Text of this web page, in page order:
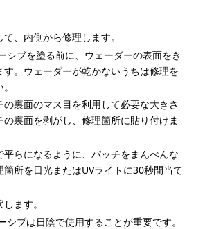
、内側から修理します。
シブを塗る前に、ウェーダーの表面をき
。ウェーダーが乾かないうちは修理を
裏面のマス目を利用して必要な大きさ
裏面を剥がし、修理箇所に貼り付けま
らになるように、パッチをまんべんな
箇所を日光またはUVライトに30秒間当て
ます。
シブは日陰で使用することが重要です。